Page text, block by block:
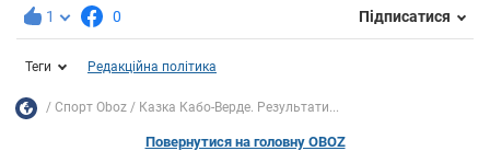
1 0 Підписатися
Теги Редакційна політика
Спорт Oboz Казка Кабо-Верде. Результати...
Повернутися на головну OBOZ